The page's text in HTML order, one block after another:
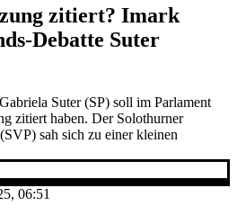
zitiert? Imark
Debatte Suter
Suter (SP) soll im Parlament
zitiert haben. Der Solothurner
sah sich zu einer kleinen
06:51